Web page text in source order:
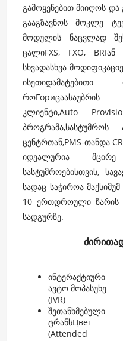
გამოყენებით მიიღოს
გააგზავნოს მოკლე
მოდულის ნაცვლად
ცალიFXS, FXO, BRIან
სხვადასხვა
ისეთიდამატებითი
კლიენტი,Auto
ცენტრთან,PMS-თანდა
იდეალურია
სასტუმროებისთვის,
სადაც საჭიროა
10 ერთდროული ზარის
სადგურზე.
ინტერაქტიური
ავტო მოპასუხე
(IVR)
შეთანხმებული
ტრანსЦвет
(Attended